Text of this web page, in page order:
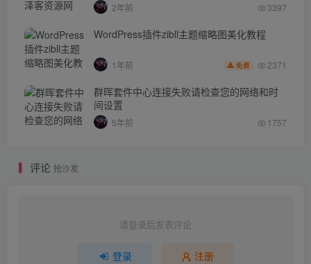
2年前 3397
WordPress插件zibll主题缩略图美化教程
1年前 免费 2371
群晖套件中心连接失败请检查您的网络和时
间设置
5年前 1757
评论 抢沙发
请登录后发表评论
登录 注册